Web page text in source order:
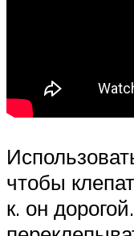
чтобы
к. он